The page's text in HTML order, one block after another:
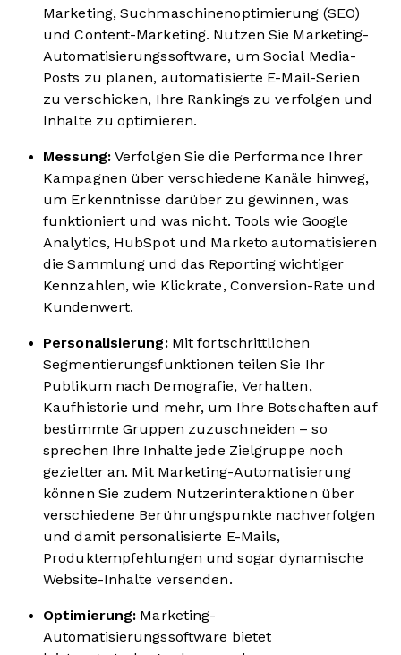
Marketing, Suchmaschinenoptimierung (SEO)
und Content-Marketing. Nutzen Sie Marketing-
Automatisierungssoftware, um Social Media-
Posts zu planen, automatisierte E-Mail-Serien
zu verschicken, Ihre Rankings zu verfolgen und
Inhalte zu optimieren.
Messung:Verfolgen Sie die Performance Ihrer
Kampagnen über verschiedene Kanäle hinweg,
um Erkenntnisse darüber zu gewinnen, was
funktioniert und was nicht. Tools wie Google
Analytics, HubSpot und Marketo automatisieren
die Sammlung und das Reporting wichtiger
Kennzahlen, wie Klickrate, Conversion-Rate und
Kundenwert.
Personalisierung:Mit fortschrittlichen
Segmentierungsfunktionen teilen Sie Ihr
Publikum nach Demografie, Verhalten,
Kaufhistorie und mehr, um Ihre Botschaften auf
bestimmte Gruppen zuzuschneiden – so
sprechen Ihre Inhalte jede Zielgruppe noch
gezielter an. Mit Marketing-Automatisierung
können Sie zudem Nutzerinteraktionen über
verschiedene Berührungspunkte nachverfolgen
und damit personalisierte E-Mails,
Produktempfehlungen und sogar dynamische
Website-Inhalte versenden.
Optimierung: Marketing-
Automatisierungssoftware bietet